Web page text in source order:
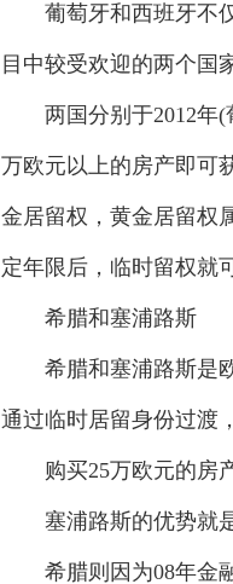
葡萄牙和西班牙不仅
目中较受欢迎的两个国
两国分别于2012年(
万欧元以上的房产即可
金居留权，黄金居留权
定年限后，临时留权就
希腊和塞浦路斯
希腊和塞浦路斯是欧
通过临时居留身份过渡
购买25万欧元的房产
塞浦路斯的优势就是
希腊则因为08年金融